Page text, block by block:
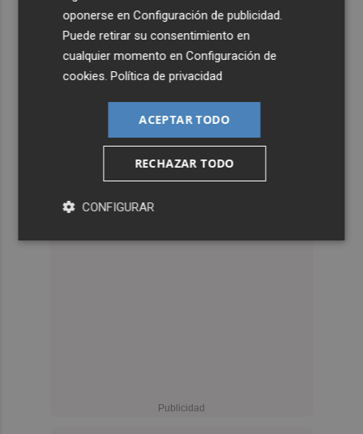
oponerse enConfiguración de publicidad.
Puede retirar su consentimiento en
cualquier momento enConfiguración de
cookies.Política de privacidad
ACEPTAR TODO
RECHAZAR TODO
CONFIGURAR